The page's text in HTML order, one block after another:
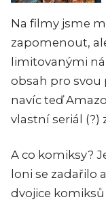
Na filmy jsme
zapomenout,
limitovanými
obsah pro
navíc teď
vlastní seriál (?)
A co komiksy?
loni se zadařilo
dvojice komiksů